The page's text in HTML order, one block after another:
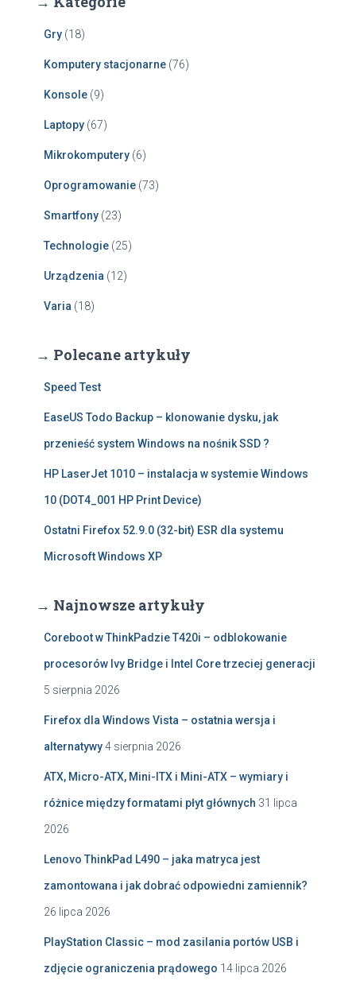
Gry (18)
Komputery stacjonarne (76)
Konsole (9)
Laptopy (67)
Mikrokomputery (6)
Oprogramowanie (73)
Smartfony (23)
Technologie (25)
Urządzenia (12)
Varia (18)
→ Polecane artykuły
Speed Test
EaseUS Todo Backup – klonowanie dysku, jak
przenieść system Windows na nośnik SSD ?
HP LaserJet 1010 – instalacja w systemie Windows
10 (DOT4_001 HP Print Device)
Ostatni Firefox 52.9.0 (32-bit) ESR dla systemu
Microsoft Windows XP
→ Najnowsze artykuły
Coreboot w ThinkPadzie T420i – odblokowanie
procesorów Ivy Bridge i Intel Core trzeciej generacji
5 sierpnia 2026
Firefox dla Windows Vista – ostatnia wersja i
alternatywy4 sierpnia 2026
ATX, Micro-ATX, Mini-ITX i Mini-ATX – wymiary i
różnice między formatami płyt głównych 31 lipca
2026
Lenovo ThinkPad L490 – jaka matryca jest
zamontowana i jak dobrać odpowiedni zamiennik?
26 lipca 2026
PlayStation Classic – mod zasilania portów USB i
zdjęcie ograniczenia prądowego 14 lipca 2026